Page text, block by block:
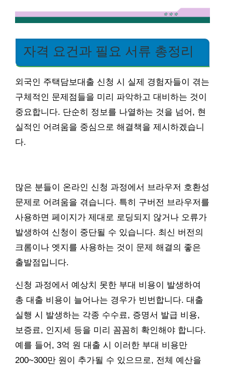
자격 요건과 필요 서류 총정리
외국인 주택담보대출 신청 시 실제 경험자들이 겪는
구체적인 문제점들을 미리 파악하고 대비하는 것이
중요합니다. 단순히 정보를 나열하는 것을 넘어, 현
실적인 어려움을 중심으로 해결책을 제시하겠습니
다.
많은 분들이 온라인 신청 과정에서 브라우저 호환성
문제로 어려움을 겪습니다. 특히 구버전 브라우저를
사용하면 페이지가 제대로 로딩되지 않거나 오류가
발생하여 신청이 중단될 수 있습니다. 최신 버전의
크롬이나 엣지를 사용하는 것이 문제 해결의 좋은
출발점입니다.
신청 과정에서 예상치 못한 부대 비용이 발생하여
총 대출 비용이 늘어나는 경우가 빈번합니다. 대출
실행 시 발생하는 각종 수수료, 증명서 발급 비용,
보증료, 인지세 등을 미리 꼼꼼히 확인해야 합니다.
예를 들어, 3억 원 대출 시 이러한 부대 비용만
200~300만 원이 추가될 수 있으므로, 전체 예산을